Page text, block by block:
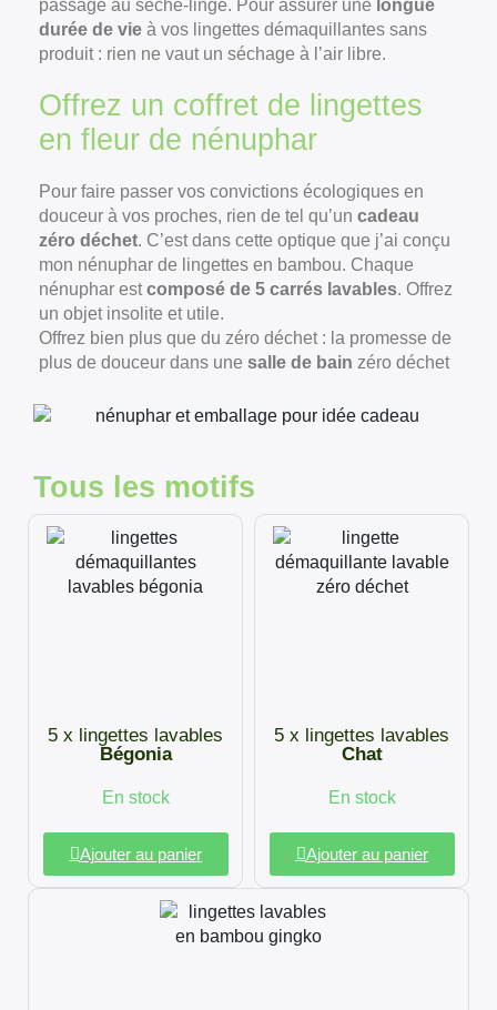
passage au sèche-linge. Pour assurer une longue
durée de vie à vos lingettes démaquillantes sans
produit : rien ne vaut un séchage à l’air libre.
Offrez un coffret de lingettes
en fleur de nénuphar
Pour faire passer vos convictions écologiques en
douceur à vos proches, rien de tel qu’un cadeau
zéro déchet. C’est dans cette optique que j’ai conçu
mon nénuphar de lingettes en bambou. Chaque
nénuphar estcomposé de 5 carrés lavables. Offrez
un objet insolite et utile.
Offrez bien plus que du zéro déchet : la promesse de
plus de douceur dans une salle de bain zéro déchet
Tous les motifs
5 x lingettes lavables
Bégonia
En stock
Ajouter au panier
5 x lingettes lavables
Chat
En stock
Ajouter au panier
×